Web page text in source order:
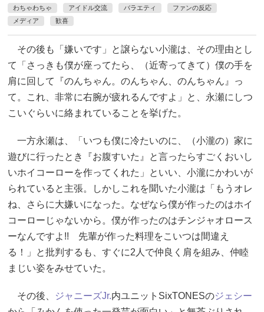
わちゃわちゃ アイドル交流 バラエティ
ファンの反応
メディア
歓喜
その後も「嫌いです」と譲らない小瀧は、その理由とし
て「さっきも僕が座ってたら、（近寄ってきて）僕の手を
肩に回して『のんちゃん。のんちゃん、のんちゃん』っ
て。これ、非常に右腕が疲れるんですよ」と、永瀬にしつ
こいぐらいに絡まれていることを挙げた。
一方永瀬は、「いつも僕に冷たいのに、（小瀧の）家に
遊びに行ったとき『お腹すいた』と言ったらすごくおいし
いホイコーローを作ってくれた」といい、小瀧にかわいが
られていると主張。しかしこれを聞いた小瀧は「もうオレ
ね、さらに大嫌いになった。なぜなら僕が作ったのはホイ
コーローじゃないから。僕が作ったのはチンジャオロース
ーなんですよ!! 先輩が作った料理をこいつは間違え
る！」と批判するも、すぐに2人で仲良く肩を組み、仲睦
まじい姿をみせていた。
その後、 ジャニーズJr.内ユニットSixTONESのジェシー